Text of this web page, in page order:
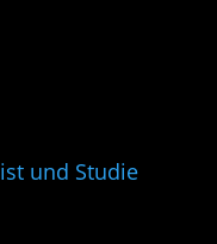
und Studie